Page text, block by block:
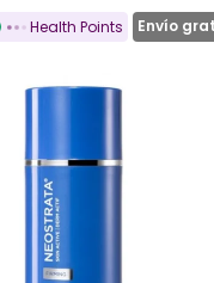
Health Points Envío